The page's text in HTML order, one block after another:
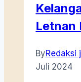
Letnan
ByRedaksi
Juli 2024